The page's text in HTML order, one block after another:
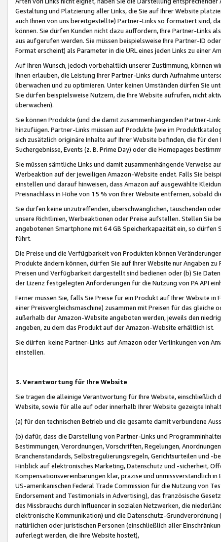
Gestaltung und Platzierung aller Links, die Sie auf Ihrer Website
auch Ihnen von uns bereitgestellte) Partner-Links so formatiert sind,
können. Sie dürfen Kunden nicht dazu auffordern, Ihre Partner-Links
aus aufgerufen werden. Sie müssen beispielsweise Ihre Partner-ID
Format erscheint) als Parameter in die URL eines jeden Links zu einer
Auf Ihren Wunsch, jedoch vorbehaltlich unserer Zustimmung, können
Ihnen erlauben, die Leistung Ihrer Partner-Links durch Aufnahme
überwachen und zu optimieren. Unter keinen Umständen dürfen Sie
Sie dürfen beispielsweise Nutzern, die Ihre Website aufrufen, nicht
überwachen).
Sie können Produkte (und die damit zusammenhängenden Partner-
hinzufügen. Partner-Links müssen auf Produkte (wie im
sich zusätzlich originäre Inhalte auf Ihrer Website befinden, die für
Suchergebnisse, Events (z. B. Prime Day) oder die Homepages
Sie müssen sämtliche Links und damit zusammenhängende
Werbeaktion auf der jeweiligen Amazon-Website endet. Falls Sie
einstellen und darauf hinweisen, dass Amazon auf ausgewählte
Preisnachlass in Höhe von 15 % von Ihrer Website entfernen, sobald
Sie dürfen keine unzutreffenden, überschwänglichen, täuschenden
unsere Richtlinien, Werbeaktionen oder Preise aufstellen. Stellen Sie
angebotenen Smartphone mit 64 GB Speicherkapazität ein, so dürfen
führt.
Die Preise und die Verfügbarkeit von Produkten können
Produkte ändern können, dürfen Sie auf Ihrer Website nur Angaben
Preisen und Verfügbarkeit dargestellt sind bedienen oder (b) Sie
der Lizenz festgelegten Anforderungen für die Nutzung von PA API
Ferner müssen Sie, falls Sie Preise für ein Produkt auf Ihrer Website
einer Preisvergleichsmaschine) zusammen mit Preisen für das
außerhalb der Amazon-Website angeboten werden, jeweils den
angeben, zu dem das Produkt auf der Amazon-Website erhältlich ist.
Sie dürfen keine Partner-Links auf Amazon oder Verlinkungen von
einstellen.
3. Verantwortung für Ihre Website
Sie tragen die alleinige Verantwortung für Ihre Website,
Website, sowie für alle auf oder innerhalb Ihrer Website gezeigte
(a) für den technischen Betrieb und die gesamte damit verbundene
(b) dafür, dass die Darstellung von Partner-Links und
Bestimmungen, Verordnungen, Vorschriften, Regelungen,
Branchenstandards, Selbstregulierungsregeln, Gerichtsurteilen und -
Hinblick auf elektronisches Marketing, Datenschutz und -sicherheit,
Kompensationsvereinbarungen klar, präzise und unmissverständlich
US-amerikanischen Federal Trade Commission für die Nutzung von
Endorsement and Testimonials in Advertising), das französische
des Missbrauchs durch Influencer in sozialen Netzwerken, die
elektronische Kommunikation) und die Datenschutz-
natürlichen oder juristischen Personen (einschließlich aller
auferlegt werden, die Ihre Website hostet),